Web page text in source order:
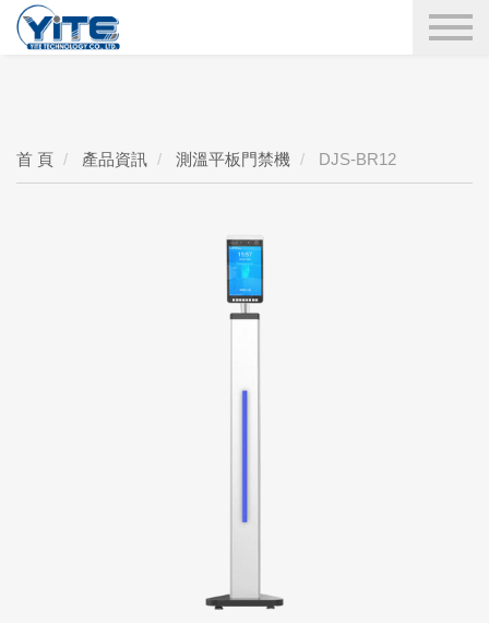
YITE Technology
首 頁 產品資訊 測溫平板門禁機 DJS-BR12